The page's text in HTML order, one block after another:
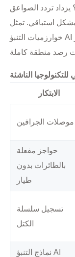
يزداد تردد الصواعق
بشكل استباقي. تمثل
خوارزميات التنبؤ AI والمواد ذاتية الشفاء التقدم الرئيسي. يوفر
للتكنولوجيا الناشئة
الابتكار
موصلات الجرافين
حواجز مفعلة
بالطائرات بدون
طيار
تسجيل سلسلة
الكتل
نماذج التنبؤ AI